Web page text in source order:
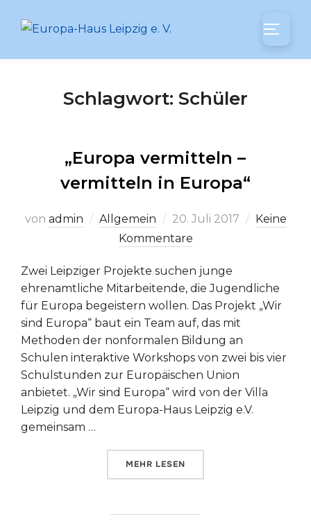
Inhalt
Schlagwort: Schüler
„Europa vermitteln –
vermitteln in Europa“
von admin Allgemein
Veröffentlicht
am
20. Juli 2017
Keine
Kommentare
Zwei Leipziger Projekte suchen junge
ehrenamtliche Mitarbeitende, die Jugendliche
für Europa begeistern wollen. Das Projekt „Wir
sind Europa“ baut ein Team auf, das mit
Methoden der nonformalen Bildung an
Schulen interaktive Workshops von zwei bis vier
Schulstunden zur Europäischen Union
anbietet. „Wir sind Europa“ wird von der Villa
Leipzig und dem Europa-Haus Leipzig e.V.
gemeinsam …
MEHR ÜBER „„EUROPA VERMITTELN –
LESEN